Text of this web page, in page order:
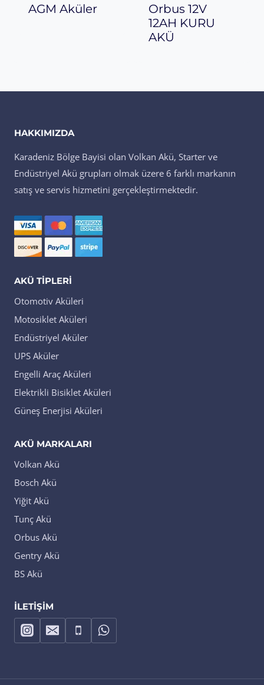
AGM Aküler
Orbus 12V
12AH KURU
AKÜ
HAKKIMIZDA
Karadeniz Bölge Bayisi olan Volkan Akü, Starter ve
Endüstriyel Akü grupları olmak üzere 6 farklı markanın
satış ve servis hizmetini gerçekleştirmektedir.
AKÜ TIPLERI
Otomotiv Aküleri
Motosiklet Aküleri
Endüstriyel Aküler
UPS Aküler
Engelli Araç Aküleri
Elektrikli Bisiklet Aküleri
Güneş Enerjisi Aküleri
AKÜ MARKALARI
Volkan Akü
Bosch Akü
Yiğit Akü
Tunç Akü
Orbus Akü
Gentry Akü
BS Akü
İLETIŞIM